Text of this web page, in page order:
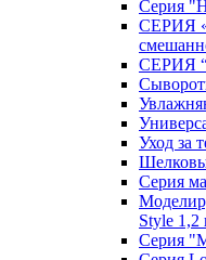
Серия
СЕРИЯ
СЕРИЯ
Уход за
Серия
Style 1,2
Серия